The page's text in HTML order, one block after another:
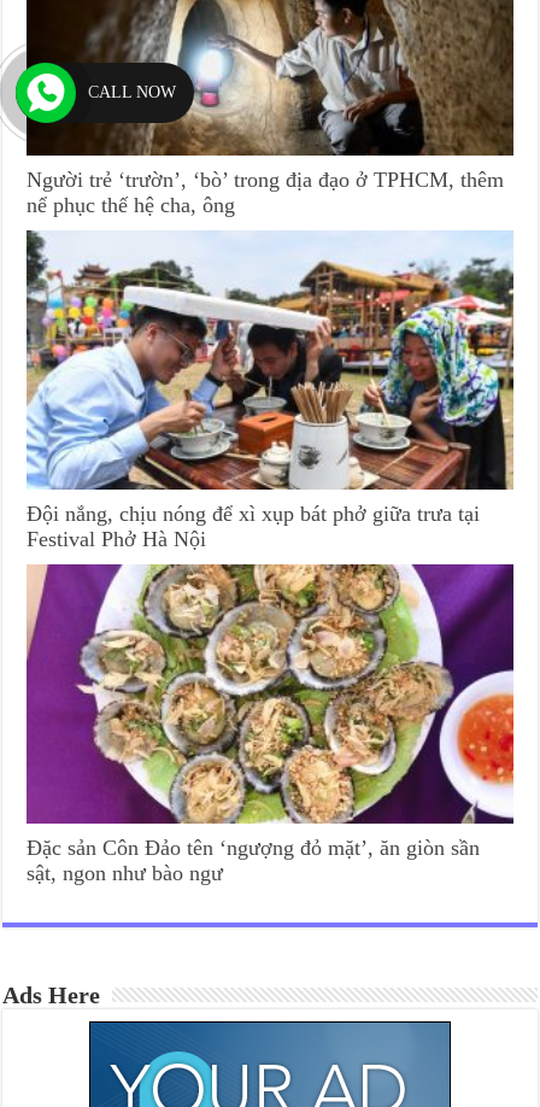
Người trẻ ‘trườn’, ‘bò’ trong địa đạo ở TPHCM, thêm
nể phục thế hệ cha, ông
Đội nắng, chịu nóng để xì xụp bát phở giữa trưa tại
Festival Phở Hà Nội
Đặc sản Côn Đảo tên ‘ngượng đỏ mặt’, ăn giòn sần
sật, ngon như bào ngư
Ads Here
CALL NOW